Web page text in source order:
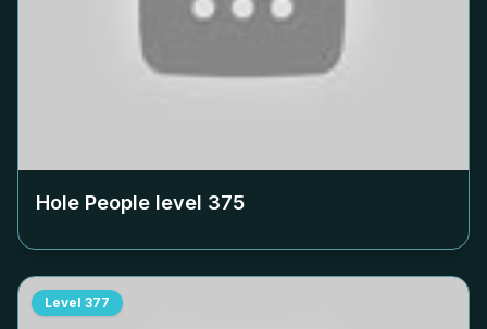
Hole People level 375
Level 377